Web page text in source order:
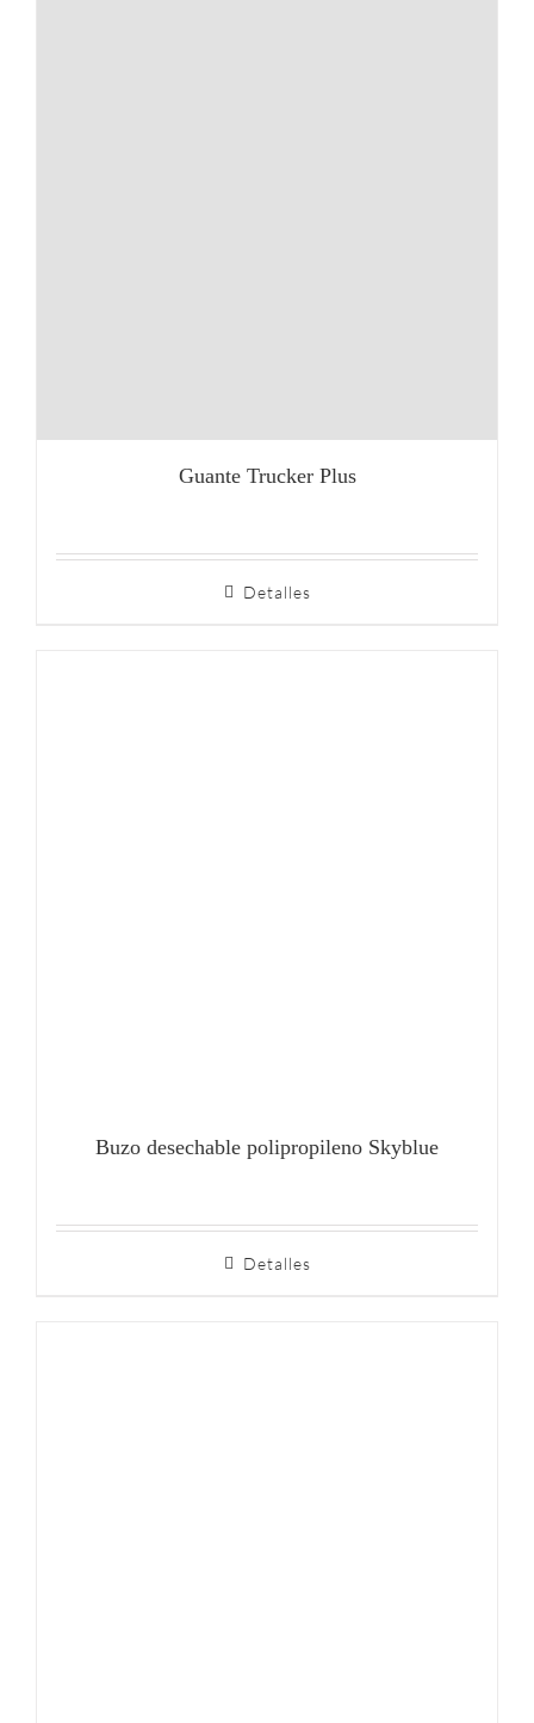
Guante Trucker Plus
Detalles
Buzo desechable polipropileno Skyblue
Detalles